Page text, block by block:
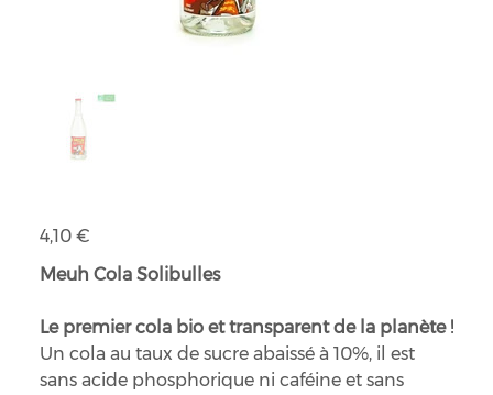
Prix
4,10 €
Meuh Cola Solibulles
Le premier cola bio et transparent de la planète !
Un cola au taux de sucre abaissé à 10%, il est
sans acide phosphorique ni caféine et sans